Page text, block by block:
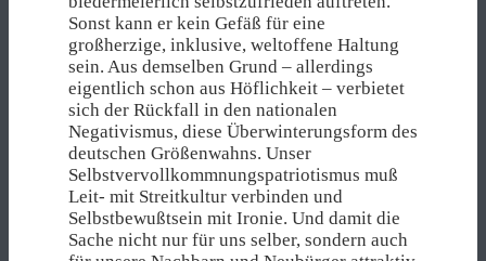
Sonst kann er kein Gefäß für eine
großherzige, inklusive, weltoffene Haltung
sein. Aus demselben Grund – allerdings
eigentlich schon aus Höflichkeit – verbietet
sich der Rückfall in den nationalen
Negativismus, diese Überwinterungsform des
deutschen Größenwahns. Unser
Selbstvervollkommnungspatriotismus muß
Leit- mit Streitkultur verbinden und
Selbstbewußtsein mit Ironie. Und damit die
Sache nicht nur für uns selber, sondern auch